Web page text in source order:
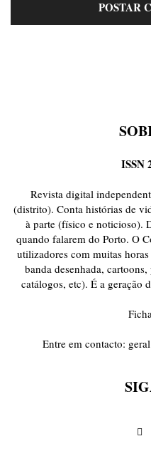
ISSN
Revista digital
(distrito). Conta histórias de
à parte (físico e noticioso).
quando falarem do Porto. O
utilizadores com muitas
banda desenhada,
catálogos, etc). É a geração
Entre em contacto: